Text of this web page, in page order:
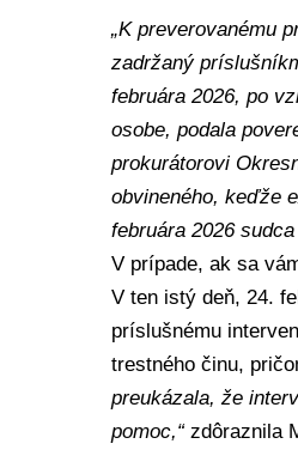
„K preverovanému
zadržaný
februára 2026, po
osobe, podala
prokurátorovi
obvineného, keďže
februára 2026
V prípade, ak sa
V ten istý deň, 24.
príslušnému
trestného činu,
preukázala, že
pomoc,“zdôraznila